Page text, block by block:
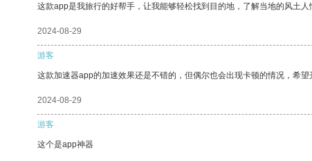
这款app是我旅行的好帮手，让我能够轻松找到目的地，了解当地的风土人
2024-08-29
游客
这款加速器app的加速效果还是不错的，但偶尔也会出现卡顿的情况，希望
2024-08-29
游客
这个是app神器